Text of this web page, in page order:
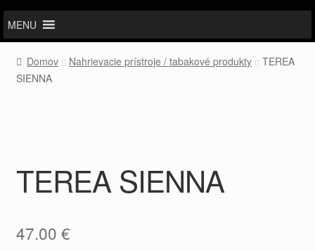
MENU
Domov Nahrievacie prístroje / tabakové produkty
TEREA
SIENNA
TEREA SIENNA
47.00 €